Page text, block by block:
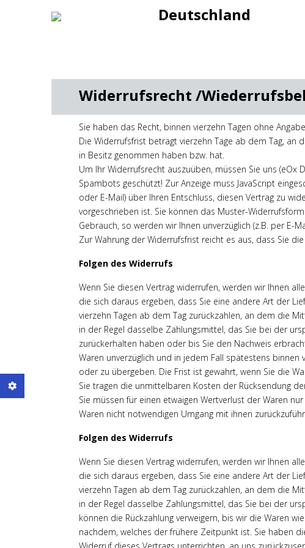
Deutschland
Widerrufsrecht /
Sie haben das Recht, binnen vierzehn Tagen ohne
Die Widerrufsfrist beträgt vierzehn Tage ab dem Tag,
in Besitz genommen haben bzw. hat.
Um Ihr Widerrufsrecht auszuüben, müssen Sie uns (eOx
Spambots geschützt! Zur Anzeige muss JavaScript
oder E-Mail) über Ihren Entschluss, diesen Vertrag zu
vorgeschrieben ist. Sie können das Muster-
Gebrauch, so werden wir Ihnen unverzüglich (z.B. per E-
Zur Wahrung der Widerrufsfrist reicht es aus, dass Sie
Folgen des Widerrufs
Wenn Sie diesen Vertrag widerrufen, werden wir Ihnen
die sich daraus ergeben, dass Sie eine andere Art der
vierzehn Tagen ab dem Tag zurückzahlen, an dem die
in der Regel dasselbe Zahlungsmittel, das Sie bei der
zurückerhalten haben oder bis Sie den Nachweis
Waren unverzüglich und in jedem Fall spätestens
oder zu übergeben. Die Frist ist gewahrt, wenn Sie die
Sie tragen die unmittelbaren Kosten der Rücksendung
Sie müssen für einen etwaigen Wertverlust der Waren
Waren nicht notwendigen Umgang mit ihnen
Folgen des Widerrufs
Wenn Sie diesen Vertrag widerrufen, werden wir Ihnen
die sich daraus ergeben, dass Sie eine andere Art der
vierzehn Tagen ab dem Tag zurückzahlen, an dem die
in der Regel dasselbe Zahlungsmittel, das Sie bei der
können die Rückzahlung verweigern, bis wir die Waren
nachdem, welches der frühere Zeitpunkt ist. Sie haben